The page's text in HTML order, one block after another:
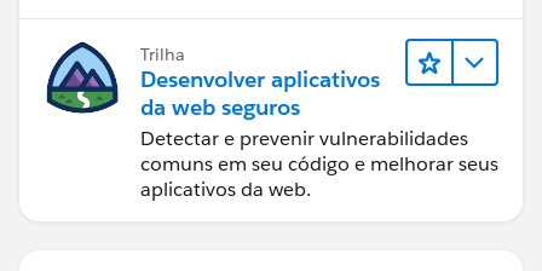
Trilha
Desenvolver aplicativos
da web seguros
Detectar e prevenir vulnerabilidades
comuns em seu código e melhorar seus
aplicativos da web.